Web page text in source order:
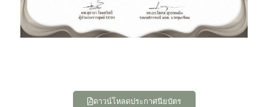
ดาวน์โหลดประกาศนียบัตร